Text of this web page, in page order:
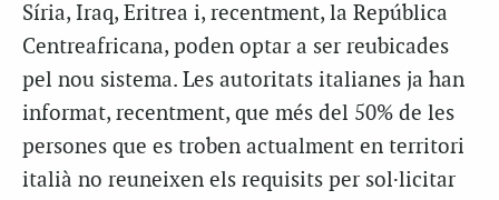
Síria, Iraq, Eritrea i, recentment, la República
Centreafricana, poden optar a ser reubicades
pel nou sistema. Les autoritats italianes ja han
informat, recentment, que més del 50% de les
persones que es troben actualment en territori
italià no reuneixen els requisits per sol·licitar